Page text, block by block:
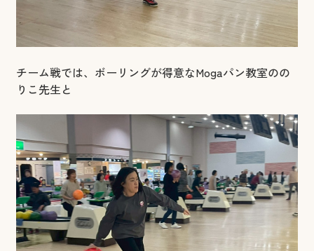
チーム戦では、ボーリングが得意なMogaパン教室のの
りこ先生と